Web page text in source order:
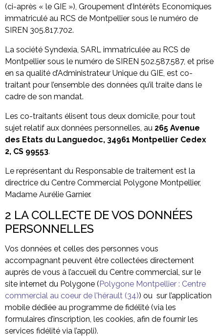
(ci-après « le GIE »), Groupement d’Intérêts Economiques
immatriculé au RCS de Montpellier sous le numéro de
SIREN 305.817.702.
La société Syndexia, SARL immatriculée au RCS de
Montpellier sous le numéro de SIREN 502.587.587, et prise
en sa qualité d’Administrateur Unique du GIE, est co-
traitant pour l’ensemble des données qu’il traite dans le
cadre de son mandat.
Les co-traitants élisent tous deux domicile, pour tout
sujet relatif aux données personnelles, au 265 Avenue
des Etats du Languedoc, 34961 Montpellier Cedex
2, CS 99553.
Le représentant du Responsable de traitement est la
directrice du Centre Commercial Polygone Montpellier,
Madame Aurélie Garnier.
2 LA COLLECTE DE VOS DONNÉES
PERSONNELLES
Vos données et celles des personnes vous
accompagnant peuvent être collectées directement
auprès de vous à l’accueil du Centre commercial, sur le
site internet du Polygone (Polygone Montpellier : Centre
commercial au coeur de l'hérault (34)) ou sur l’application
mobile dédiée au programme de fidélité (via les
formulaires d’inscription, les cookies, afin de fournir les
services fidélité via l’appli).